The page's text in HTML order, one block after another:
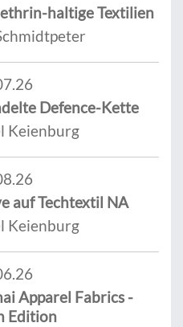
haltige Textilien
Defence-Kette
Keienburg
auf Techtextil NA
Keienburg
Apparel Fabrics -
Edition